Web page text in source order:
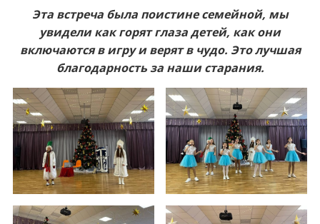
Эта встреча была поистине семейной, мы
увидели как горят глаза детей, как они
включаются в игру и верят в чудо. Это лучшая
благодарность за наши старания.